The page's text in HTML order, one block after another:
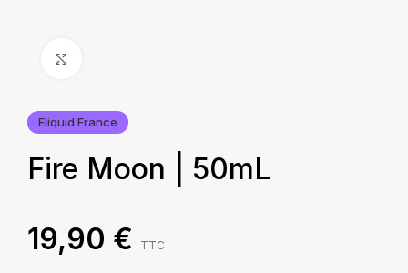
Eliquid France
Fire Moon | 50mL
19,90 € TTC